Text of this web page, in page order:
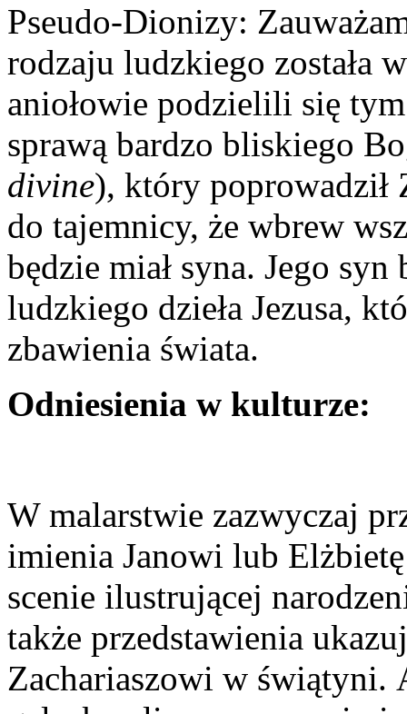
Pseudo-Dionizy:
rodzaju ludzkiego została
aniołowie podzielili się
sprawą bardzo bliskiego
divine), który poprowadził
do tajemnicy, że wbrew
będzie miał syna. Jego
ludzkiego dzieła Jezusa,
zbawienia świata.
Odniesienia w kulturze:
W malarstwie zazwyczaj
imienia Janowi lub
scenie ilustrującej
także przedstawienia
Zachariaszowi w świątyni.